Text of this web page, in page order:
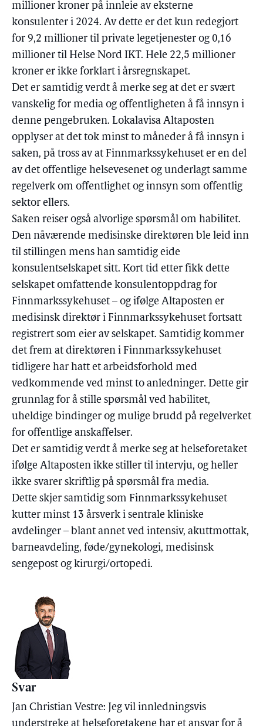
millioner kroner på innleie av eksterne
konsulenter i 2024. Av dette er det kun redegjort
for 9,2 millioner til private legetjenester og 0,16
millioner til Helse Nord IKT. Hele 22,5 millioner
kroner er ikke forklart i årsregnskapet.
Det er samtidig verdt å merke seg at det er svært
vanskelig for media og offentligheten å få innsyn i
denne pengebruken. Lokalavisa Altaposten
opplyser at det tok minst to måneder å få innsyn i
saken, på tross av at Finnmarkssykehuset er en del
av det offentlige helsevesenet og underlagt samme
regelverk om offentlighet og innsyn som offentlig
sektor ellers.
Saken reiser også alvorlige spørsmål om habilitet.
Den nåværende medisinske direktøren ble leid inn
til stillingen mens han samtidig eide
konsulentselskapet sitt. Kort tid etter fikk dette
selskapet omfattende konsulentoppdrag for
Finnmarkssykehuset – og ifølge Altaposten er
medisinsk direktør i Finnmarkssykehuset fortsatt
registrert som eier av selskapet. Samtidig kommer
det frem at direktøren i Finnmarkssykehuset
tidligere har hatt et arbeidsforhold med
vedkommende ved minst to anledninger. Dette gir
grunnlag for å stille spørsmål ved habilitet,
uheldige bindinger og mulige brudd på regelverket
for offentlige anskaffelser.
Det er samtidig verdt å merke seg at helseforetaket
ifølge Altaposten ikke stiller til intervju, og heller
ikke svarer skriftlig på spørsmål fra media.
Dette skjer samtidig som Finnmarkssykehuset
kutter minst 13 årsverk i sentrale kliniske
avdelinger – blant annet ved intensiv, akuttmottak,
barneavdeling, føde/gynekologi, medisinsk
sengepost og kirurgi/ortopedi.
Svar
Jan Christian Vestre: Jeg vil innledningsvis